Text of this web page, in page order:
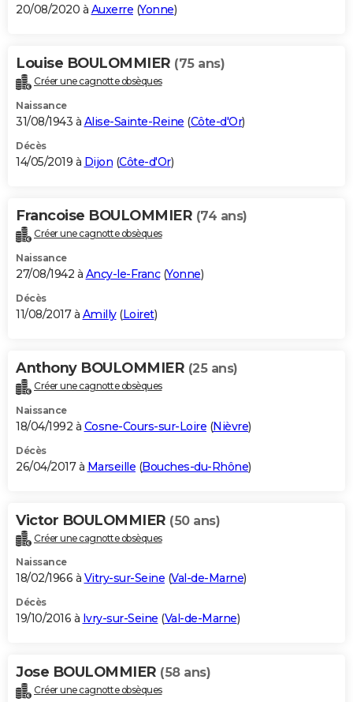
20/08/2020 à Auxerre (Yonne)
Louise BOULOMMIER (75 ans)
Créer une cagnotte obsèques
Naissance
31/08/1943 à Alise-Sainte-Reine (Côte-d'Or)
Décès
14/05/2019 à Dijon (Côte-d'Or)
Francoise BOULOMMIER (74 ans)
Créer une cagnotte obsèques
Naissance
27/08/1942 à Ancy-le-Franc(Yonne)
Décès
11/08/2017 à Amilly(Loiret)
Anthony BOULOMMIER (25 ans)
Créer une cagnotte obsèques
Naissance
18/04/1992 à Cosne-Cours-sur-Loire (Nièvre)
Décès
26/04/2017 à Marseille (Bouches-du-Rhône)
Victor BOULOMMIER (50 ans)
Créer une cagnotte obsèques
Naissance
18/02/1966 à Vitry-sur-Seine (Val-de-Marne)
Décès
19/10/2016 à Ivry-sur-Seine (Val-de-Marne)
Jose BOULOMMIER (58 ans)
Créer une cagnotte obsèques